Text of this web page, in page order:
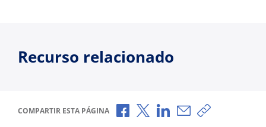
Recurso relacionado
COMPARTIR ESTA PÁGINA Compartir a través de Facebook
Compartir a través de X
Compartir a través de
Compartir por
Copiar